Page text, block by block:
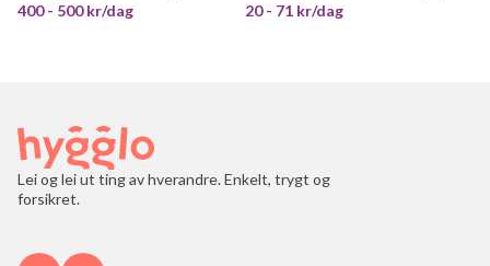
400 - 500 kr/dag
20 - 71 kr/dag
Lei og lei ut ting av hverandre. Enkelt, trygt og
forsikret.